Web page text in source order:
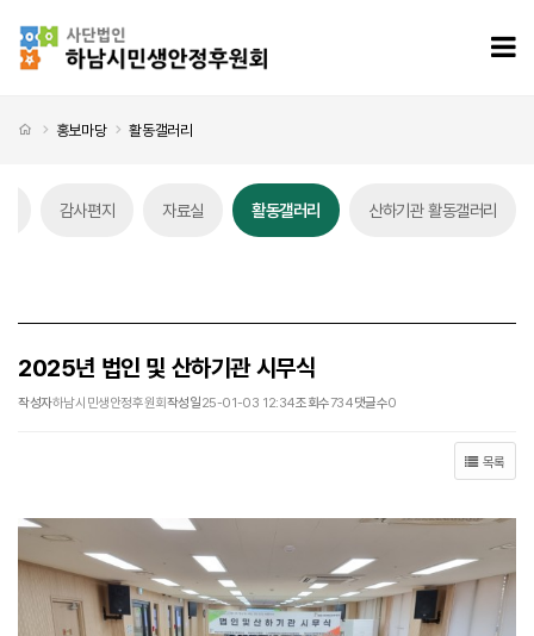
처음으로
홍보마당 활동갤러리
감사편지 자료실 활동갤러리 산하기관 활동갤러리
2025년 법인 및 산하기관 시무식
작성자하남시민생안정후원회작성일25-01-03 12:34조회수734댓글수0
목록